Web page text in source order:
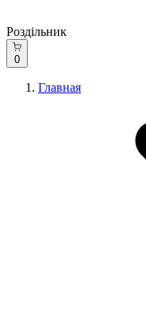
Роздільник
0
Главная